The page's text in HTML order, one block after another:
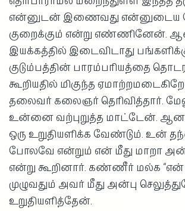
என்னுடன் இணைவது
குறைக்கும் என்று எண்ணினேன்.
இயக்கத்தில் இடைவிடாது
குடும்பத்தின் பாரம்பரியத்தை
கூறியதில் மிகுந்த
தலைவர் கலைஞர் தெரிவித்தார்.
உன்னை வற்புறுத்த மாட்டேன்.
ஒரு உறுதியளிக்க வேண்டும். உன்
போலவே என்றும் என் மீது மாறா
என்று கூறினார். கண்ணீர் மல்க
முழுவதும் அவர் மீது அன்பு
உறுதியளித்தேன்.